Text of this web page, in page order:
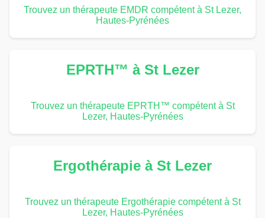
Trouvez un thérapeute EMDR compétent à St Lezer,
Hautes-Pyrénées
EPRTH™ à St Lezer
Trouvez un thérapeute EPRTH™ compétent à St
Lezer, Hautes-Pyrénées
Ergothérapie à St Lezer
Trouvez un thérapeute Ergothérapie compétent à St
Lezer, Hautes-Pyrénées